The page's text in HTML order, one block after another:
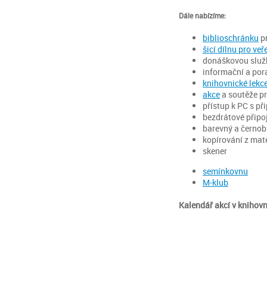
Dále nabízíme:
biblioschránku
šicí dílnu pro
donáškovou
informační a
knihovnické
akcea soutěže
přístup k PC s
bezdrátové
barevný a
kopírování z
skener
semínkovnu
M-klub
Kalendář akcí v